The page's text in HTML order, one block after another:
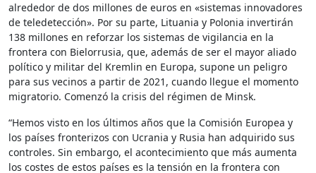
alrededor de dos millones de euros en «sistemas innovadores
de teledetección». Por su parte, Lituania y Polonia invertirán
138 millones en reforzar los sistemas de vigilancia en la
frontera con Bielorrusia, que, además de ser el mayor aliado
político y militar del Kremlin en Europa, supone un peligro
para sus vecinos a partir de 2021, cuando llegue el momento
migratorio. Comenzó la crisis del régimen de Minsk.
“Hemos visto en los últimos años que la Comisión Europea y
los países fronterizos con Ucrania y Rusia han adquirido sus
controles. Sin embargo, el acontecimiento que más aumenta
los costes de estos países es la tensión en la frontera con